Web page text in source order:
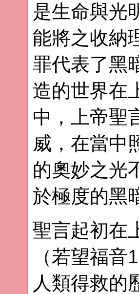
是生命與光
能將之收納
罪代表了黑
造的世界在
中，上帝聖
威，在當中
的奧妙之光
於極度的黑
聖言起初在
（若望福
人類得救的